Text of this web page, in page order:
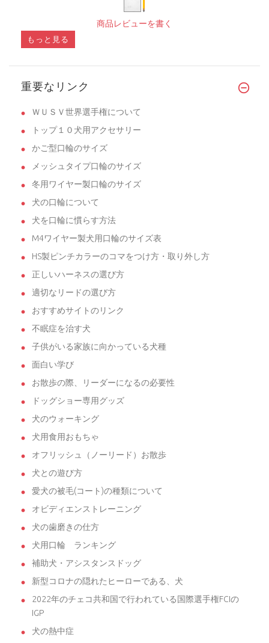
商品レビューを書く
もっと見る
重要なリンク
ＷＵＳＶ世界選手権について
トップ１０犬用アクセサリー
かご型口輪のサイズ
メッシュタイプ口輪のサイズ
冬用ワイヤー製口輪のサイズ
犬の口輪について
犬を口輪に慣らす方法
M4ワイヤー製犬用口輪のサイズ表
HS製ピンチカラーのコマをつけ方・取り外し方
正しいハーネスの選び方
適切なリードの選び方
おすすめサイトのリンク
不眠症を治す犬
子供がいる家族に向かっている犬種
面白い学び
お散歩の際、リーダーになるの必要性
ドッグショー専用グッズ
犬のウォーキング
犬用食用おもちゃ
オフリッシュ（ノーリード）お散歩
犬との遊び方
愛犬の被毛(コート)の種類について
オビディエンストレーニング
犬の歯磨きの仕方
犬用口輪 ランキング
補助犬・アシスタンスドッグ
新型コロナの隠れたヒーローである、犬
2022年のチェコ共和国で行われている国際選手権FCIの
IGP
犬の熱中症